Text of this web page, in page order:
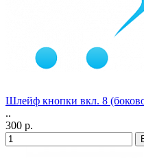
Шлейф кнопки вкл. 8
..
300 р.